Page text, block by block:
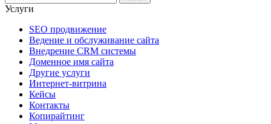
Услуги
SEO продвижение
Ведение и обслуживание сайта
Внедрение CRM системы
Доменное имя сайта
Другие услуги
Интернет-витрина
Кейсы
Контакты
Копирайтинг